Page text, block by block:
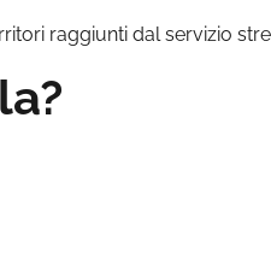
raggiunti dal servizio